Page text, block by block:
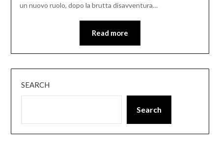
un nuovo ruolo, dopo la brutta disavventura…
Read more
SEARCH
Search